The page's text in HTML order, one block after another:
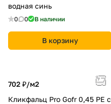
водная синь
0 0 В наличии
В корзину
702 ₽/м2
Кликфальц Pro Gofr 0,45 PE с